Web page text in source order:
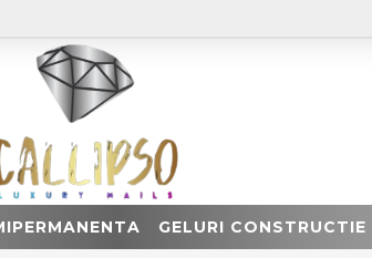
GELURI CONSTRUCTIE